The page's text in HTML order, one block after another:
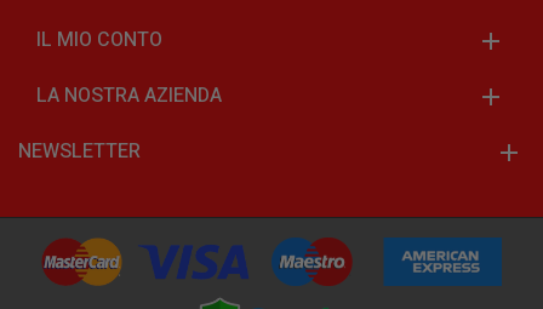
IL MIO CONTO
LA NOSTRA AZIENDA
NEWSLETTER